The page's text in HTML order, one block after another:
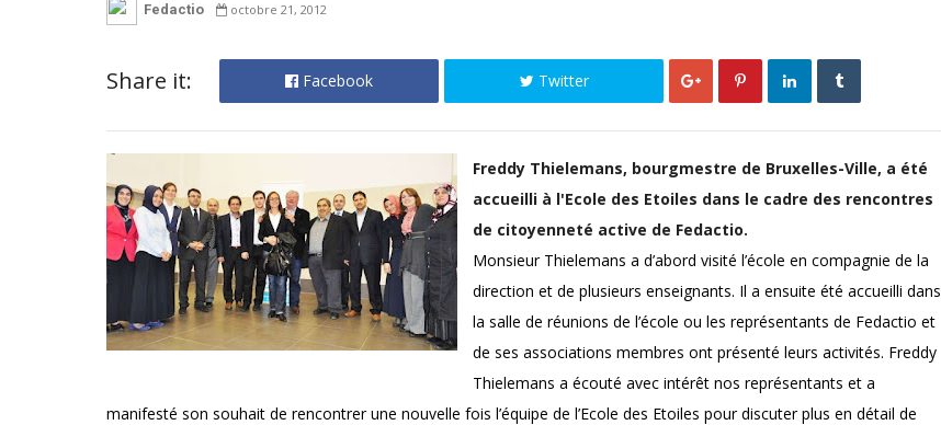
Fedactio octobre 21, 2012
Share it: Facebook Twitter
Freddy Thielemans, bourgmestre de Bruxelles-Ville, a été
accueilli à l'Ecole des Etoiles dans le cadre des rencontres
de citoyenneté active de Fedactio.
Monsieur Thielemans a d’abord visité l’école en compagnie de la
direction et de plusieurs enseignants. Il a ensuite été accueilli dans
la salle de réunions de l’école ou les représentants de Fedactio et
de ses associations membres ont présenté leurs activités. Freddy
Thielemans a écouté avec intérêt nos représentants et a
manifesté son souhait de rencontrer une nouvelle fois l’équipe de l’Ecole des Etoiles pour discuter plus en détail de